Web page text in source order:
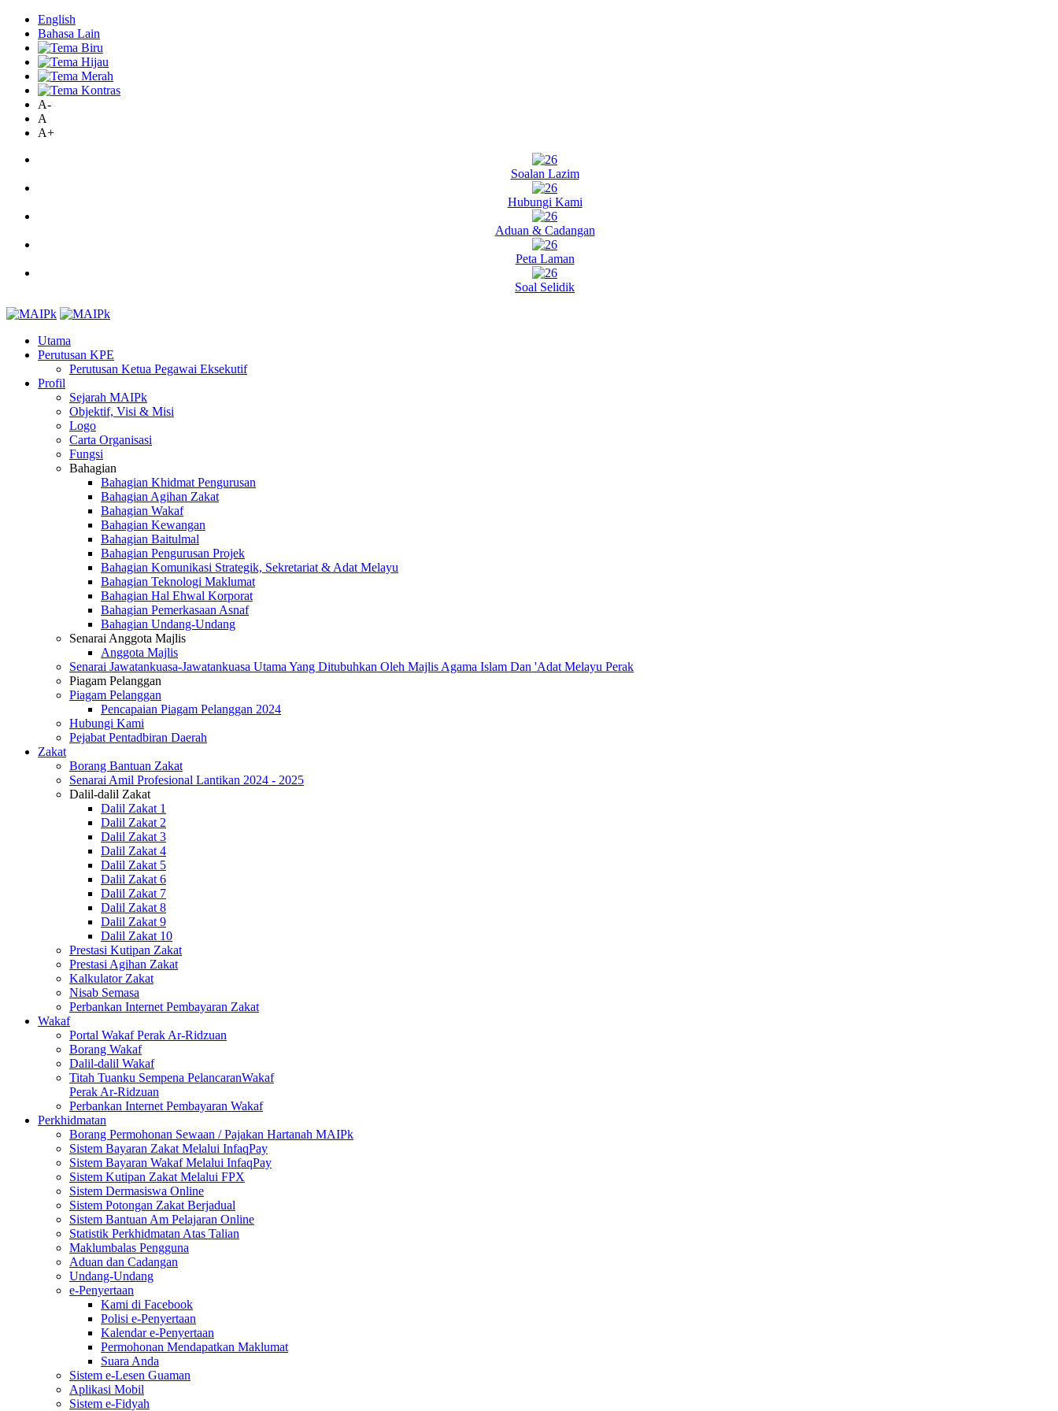
English
Bahasa Lain
A-
A
A+
Soalan Lazim
Hubungi Kami
Aduan & Cadangan
Peta Laman
Soal Selidik
Utama
Perutusan KPE
Perutusan Ketua Pegawai Eksekutif
Profil
Sejarah MAIPk
Objektif, Visi & Misi
Logo
Carta Organisasi
Fungsi
Bahagian
Bahagian Khidmat Pengurusan
Bahagian Agihan Zakat
Bahagian Wakaf
Bahagian Kewangan
Bahagian Baitulmal
Bahagian Pengurusan Projek
Bahagian Komunikasi Strategik, Sekretariat & Adat Melayu
Bahagian Teknologi Maklumat
Bahagian Hal Ehwal Korporat
Bahagian Pemerkasaan Asnaf
Bahagian Undang-Undang
Senarai Anggota Majlis
Anggota Majlis
Senarai Jawatankuasa-Jawatankuasa Utama Yang Ditubuhkan Oleh Majlis Agama Islam Dan 'Adat Melayu Perak
Piagam Pelanggan
Piagam Pelanggan
Pencapaian Piagam Pelanggan 2024
Hubungi Kami
Pejabat Pentadbiran Daerah
Zakat
Borang Bantuan Zakat
Senarai Amil Profesional Lantikan 2024 - 2025
Dalil-dalil Zakat
Dalil Zakat 1
Dalil Zakat 2
Dalil Zakat 3
Dalil Zakat 4
Dalil Zakat 5
Dalil Zakat 6
Dalil Zakat 7
Dalil Zakat 8
Dalil Zakat 9
Dalil Zakat 10
Prestasi Kutipan Zakat
Prestasi Agihan Zakat
Kalkulator Zakat
Nisab Semasa
Perbankan Internet Pembayaran Zakat
Wakaf
Portal Wakaf Perak Ar-Ridzuan
Borang Wakaf
Dalil-dalil Wakaf
Titah Tuanku Sempena PelancaranWakaf
Perak Ar-Ridzuan
Perbankan Internet Pembayaran Wakaf
Perkhidmatan
Borang Permohonan Sewaan / Pajakan Hartanah MAIPk
Sistem Bayaran Zakat Melalui InfaqPay
Sistem Bayaran Wakaf Melalui InfaqPay
Sistem Kutipan Zakat Melalui FPX
Sistem Dermasiswa Online
Sistem Potongan Zakat Berjadual
Sistem Bantuan Am Pelajaran Online
Statistik Perkhidmatan Atas Talian
Maklumbalas Pengguna
Aduan dan Cadangan
Undang-Undang
e-Penyertaan
Kami di Facebook
Polisi e-Penyertaan
Kalendar e-Penyertaan
Permohonan Mendapatkan Maklumat
Suara Anda
Sistem e-Lesen Guaman
Aplikasi Mobil
Sistem e-Fidyah